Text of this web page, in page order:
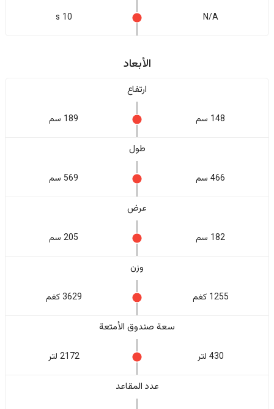
N/A
10 s
الأبعاد
ارتفاع
148 سم 189 سم
طول
466 سم 569 سم
عرض
182 سم 205 سم
وزن
1255 كغم 3629 كغم
سعة صندوق الأمتعة
430 لتر 2172 لتر
عدد المقاعد